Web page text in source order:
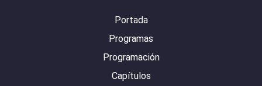
Portada
Programas
Programación
Capítulos